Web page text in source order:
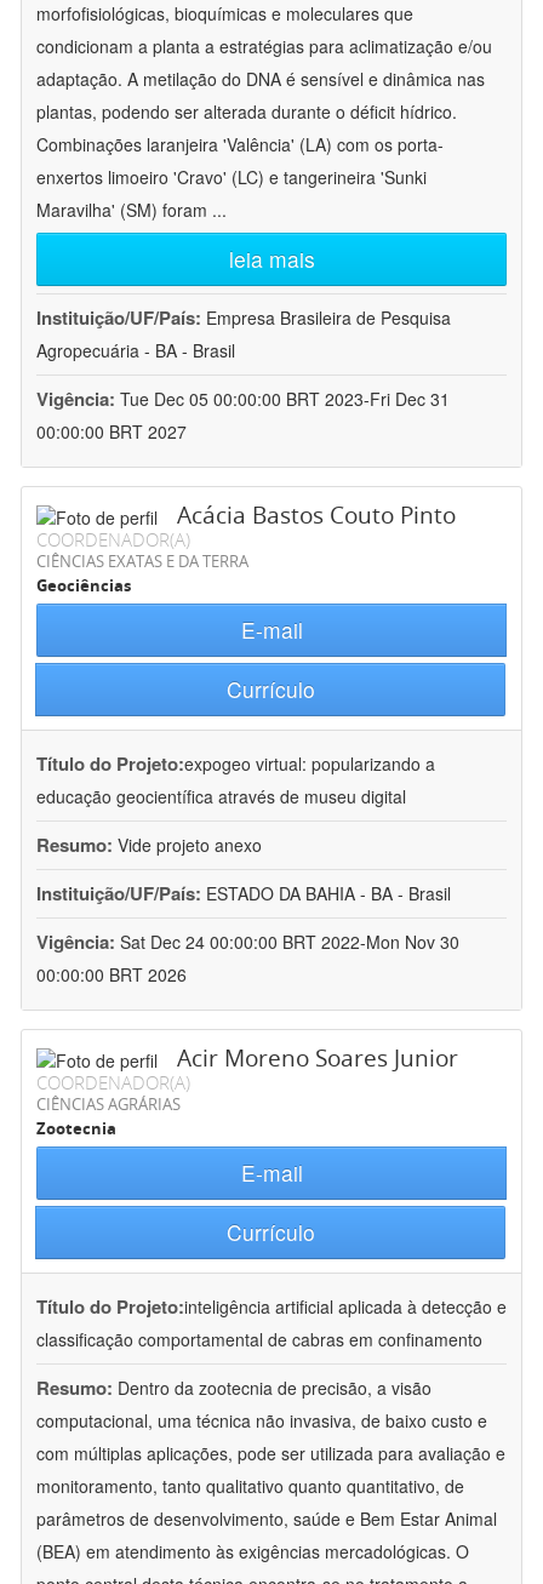
morfofisiológicas, bioquímicas e moleculares que
condicionam a planta a estratégias para aclimatização e/ou
adaptação. A metilação do DNA é sensível e dinâmica nas
plantas, podendo ser alterada durante o déficit hídrico.
Combinações laranjeira 'Valência' (LA) com os porta-
enxertos limoeiro 'Cravo' (LC) e tangerineira 'Sunki
Maravilha' (SM) foram ...
leia mais
Instituição/UF/País: Empresa Brasileira de Pesquisa
Agropecuária - BA - Brasil
Vigência: Tue Dec 05 00:00:00 BRT 2023-Fri Dec 31
00:00:00 BRT 2027
Acácia Bastos Couto Pinto
COORDENADOR(A)
CIÊNCIAS EXATAS E DA TERRA
Geociências
E-mail
Currículo
Título do Projeto:expogeo virtual: popularizando a
educação geocientífica através de museu digital
Resumo: Vide projeto anexo
Instituição/UF/País: ESTADO DA BAHIA - BA - Brasil
Vigência: Sat Dec 24 00:00:00 BRT 2022-Mon Nov 30
00:00:00 BRT 2026
Acir Moreno Soares Junior
COORDENADOR(A)
CIÊNCIAS AGRÁRIAS
Zootecnia
E-mail
Currículo
Título do Projeto:inteligência artificial aplicada à detecção e
classificação comportamental de cabras em confinamento
Resumo: Dentro da zootecnia de precisão, a visão
computacional, uma técnica não invasiva, de baixo custo e
com múltiplas aplicações, pode ser utilizada para avaliação e
monitoramento, tanto qualitativo quanto quantitativo, de
parâmetros de desenvolvimento, saúde e Bem Estar Animal
(BEA) em atendimento às exigências mercadológicas. O